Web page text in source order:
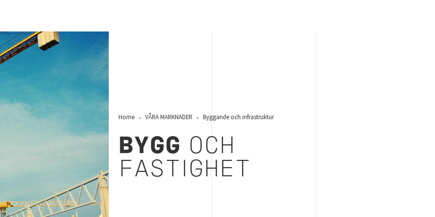
Home VÅRA MARKNADER Byggande och infrastruktur
BYGG OCH
FASTIGHET